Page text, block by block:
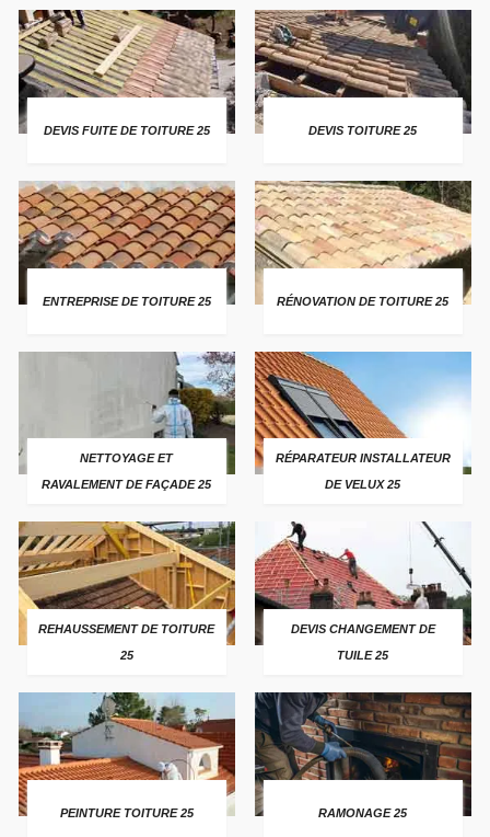
DEVIS FUITE DE TOITURE 25 DEVIS TOITURE 25
ENTREPRISE DE TOITURE 25 RÉNOVATION DE TOITURE 25
NETTOYAGE ET
RAVALEMENT DE FAÇADE 25
RÉPARATEUR INSTALLATEUR
DE VELUX 25
REHAUSSEMENT DE TOITURE
25
DEVIS CHANGEMENT DE
TUILE 25
PEINTURE TOITURE 25 RAMONAGE 25